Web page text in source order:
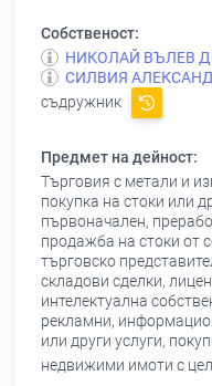
Собственост:
НИКОЛАЙ ВЪЛЕВ
СИЛВИЯ
съдружник
Предмет на дейност:
Търговия с метали и
покупка на стоки или
първоначален,
продажба на стоки от
търговско
складови сделки,
интелектуална
рекламни,
или други услуги,
недвижими имоти с